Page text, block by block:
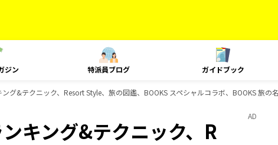
ジン 特派員ブログ ガイドブック
グ&テクニック、Resort Style、旅の図鑑、BOOKS スペシャルコラボ、BOOKS 旅
キング&テクニック、R
AD